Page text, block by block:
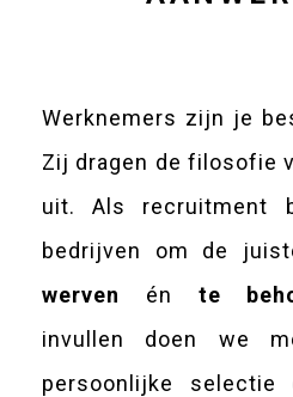
Werknemers zijn je
Zij dragen de filosofie
uit. Als recruitment
bedrijven om de
werven én te
invullen doen we
persoonlijke selectie